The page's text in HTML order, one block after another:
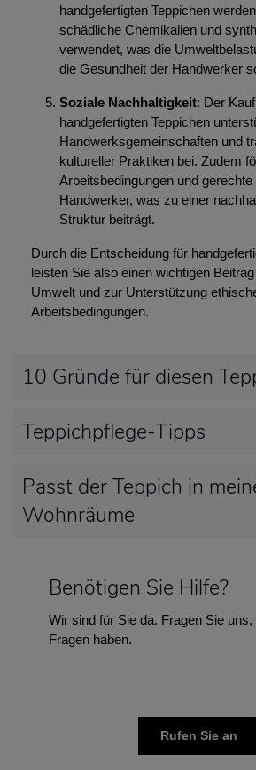
handgefertigten Teppichen
schädliche Chemikalien und
verwendet, was die
die Gesundheit der Handwerker
Soziale Nachhaltigkeit: Der
handgefertigten Teppichen
Handwerksgemeinschaften und
kultureller Praktiken bei. Zudem
Arbeitsbedingungen und
Handwerker, was zu einer
Struktur beiträgt.
Durch die Entscheidung für
leisten Sie also einen wichtigen
Umwelt und zur Unterstützung
Arbeitsbedingungen.
10 Gründe für diesen
Teppichpflege-Tipps
Passt der Teppich in
Wohnräume
Benötigen Sie Hilfe?
Wir sind für Sie da. Fragen Sie
Fragen haben.
Rufen Sie an